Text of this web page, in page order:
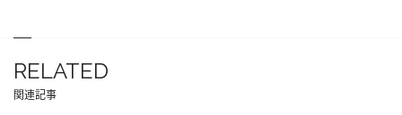
RELATED
関連記事